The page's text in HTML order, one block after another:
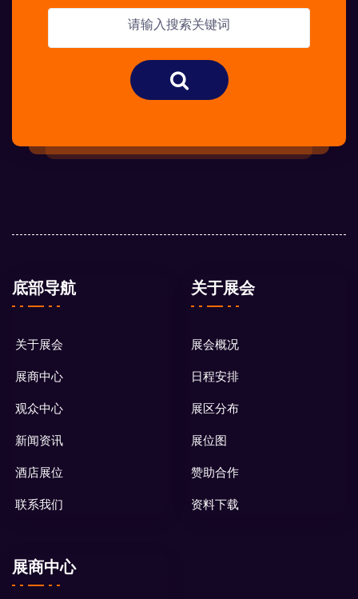
底部导航
关于展会
展商中心
观众中心
新闻资讯
酒店展位
联系我们
关于展会
展会概况
日程安排
展区分布
展位图
赞助合作
资料下载
展商中心